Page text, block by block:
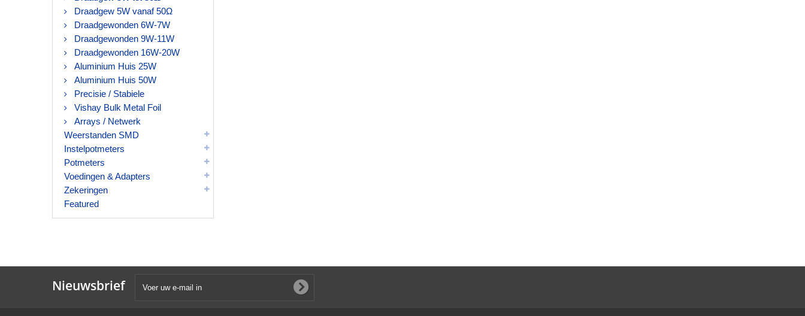
Draadgew 5W vanaf 50Ω
Draadgewonden 6W-7W
Draadgewonden 9W-11W
Draadgewonden 16W-20W
Aluminium Huis 25W
Aluminium Huis 50W
Precisie / Stabiele
Vishay Bulk Metal Foil
Arrays / Netwerk
Weerstanden SMD
Instelpotmeters
Potmeters
Voedingen & Adapters
Zekeringen
Featured
Nieuwsbrief